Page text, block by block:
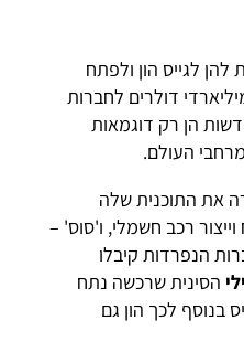
לגייס הון ולפתח
דולרים לחברות
הן רק דוגמאות
העולם.
רכב חשמלי, ו'סוס' –
הנפרדות קיבלו
הסינית שרכשה נתח
לכך הון גם